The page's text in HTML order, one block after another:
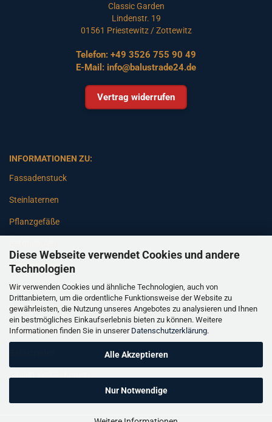
Diese Webseite verwendet Cookies und andere
Technologien
Wir verwenden Cookies und ähnliche Technologien, auch von
Drittanbietern, um die ordentliche Funktionsweise der Website zu
gewährleisten, die Nutzung unseres Angebotes zu analysieren und Ihnen
ein bestmögliches Einkaufserlebnis bieten zu können. Weitere
Informationen finden Sie in unserer Datenschutzerklärung.
Alle Akzeptieren
Nur Notwendige
Classic Garden
Lindenstr. 19
01561 Priestewitz / Zottewitz
Telefon: +49 3526 755 90 49
E-Mail: info@balustrade24.de
Vertrag widerrufen
INFORMATIONEN ZU:
Fassadenstuck
Steinlaternen
Pflanzgefäße
Gartenbänke
Pfeiler
Gartenbrunnen
Gartenfiguren